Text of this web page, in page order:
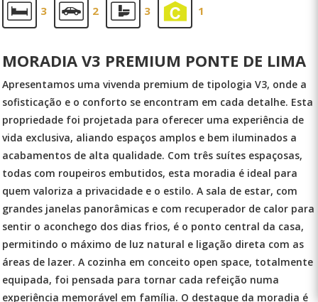
3 2 3 1
MORADIA V3 PREMIUM PONTE DE LIMA
Apresentamos uma vivenda premium de tipologia V3, onde a
sofisticação e o conforto se encontram em cada detalhe. Esta
propriedade foi projetada para oferecer uma experiência de
vida exclusiva, aliando espaços amplos e bem iluminados a
acabamentos de alta qualidade. Com três suítes espaçosas,
todas com roupeiros embutidos, esta moradia é ideal para
quem valoriza a privacidade e o estilo. A sala de estar, com
grandes janelas panorâmicas e com recuperador de calor para
sentir o aconchego dos dias frios, é o ponto central da casa,
permitindo o máximo de luz natural e ligação direta com as
áreas de lazer. A cozinha em conceito open space, totalmente
equipada, foi pensada para tornar cada refeição numa
experiência memorável em família. O destaque da moradia é